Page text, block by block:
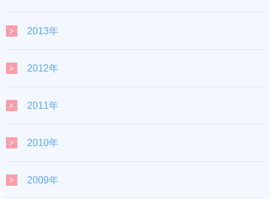
2013年
2012年
2011年
2010年
2009年